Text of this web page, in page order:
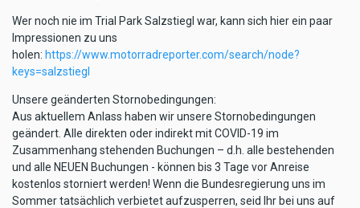
Wer noch nie im Trial Park Salzstiegl war, kann sich hier ein paar
Impressionen zu uns
holen: https://www.motorradreporter.com/search/node?
keys=salzstiegl
Unsere geänderten Stornobedingungen:
Aus aktuellem Anlass haben wir unsere Stornobedingungen
geändert. Alle direkten oder indirekt mit COVID-19 im
Zusammenhang stehenden Buchungen – d.h. alle bestehenden
und alle NEUEN Buchungen - können bis 3 Tage vor Anreise
kostenlos storniert werden! Wenn die Bundesregierung uns im
Sommer tatsächlich verbietet aufzusperren, seid Ihr bei uns auf